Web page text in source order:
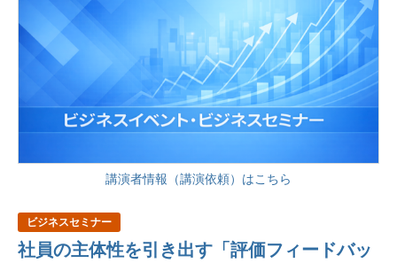
講演者情報（講演依頼）はこちら
ビジネスセミナー
社員の主体性を引き出す「評価フィードバッ